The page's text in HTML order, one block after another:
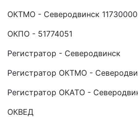
ОКТМО - Северодвинск 11730000
ОКПО - 51774051
Регистратор - Северодвинск
Регистратор ОКТМО -
Регистратор ОКАТО -
ОКВЕД